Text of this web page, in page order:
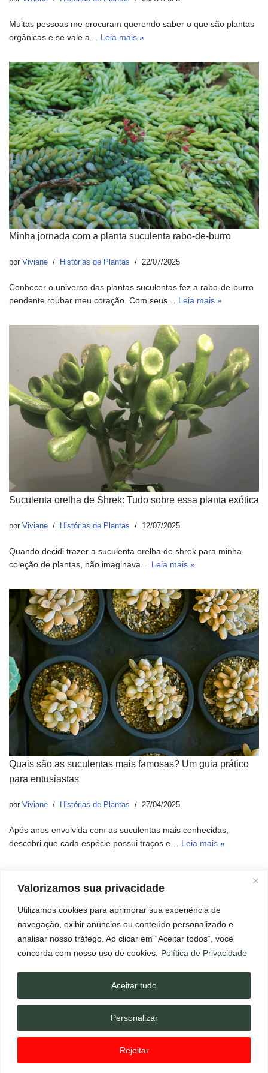
Valorizamos sua privacidade
Utilizamos cookies para aprimorar sua experiência de
navegação, exibir anúncios ou conteúdo personalizado e
analisar nosso tráfego. Ao clicar em “Aceitar todos”, você
concorda com nosso uso de cookies.
Política de Privacidade
Personalizar
Rejeitar
Aceitar tudo
Muitas pessoas me procuram querendo saber o que são plantas
orgânicas e se vale a… Leia mais »
Minha jornada com a planta suculenta rabo-de-burro
por Viviane Histórias de Plantas 22/07/2025
Conhecer o universo das plantas suculentas fez a rabo-de-burro
pendente roubar meu coração. Com seus… Leia mais »
Suculenta orelha de Shrek: Tudo sobre essa planta exótica
por Viviane Histórias de Plantas 12/07/2025
Quando decidi trazer a suculenta orelha de shrek para minha
coleção de plantas, não imaginava… Leia mais »
Quais são as suculentas mais famosas? Um guia prático
para entusiastas
por Viviane Histórias de Plantas 27/04/2025
Após anos envolvida com as suculentas mais conhecidas,
descobri que cada espécie possui traços e… Leia mais »
Aviso Legal Contato
Política de Cookies
Política de Privacidade
Termos e Condições
Página de Transparência
você clicar em um desses links e realizar uma compra, posso
dessas plantas. O conteúdo apresentado neste Blog tem caráter
meramente informativo e não deve ser interpretado como
aconselhamento profissional ou especializado.
Não esqueça de ler!